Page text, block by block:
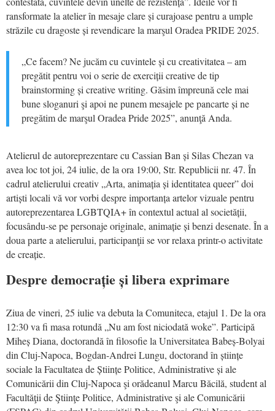
ransformate la atelier în mesaje clare și curajoase pentru a umple
străzile cu dragoste și revendicare la marşul Oradea PRIDE 2025.
„Ce facem? Ne jucăm cu cuvintele și cu creativitatea – am
pregătit pentru voi o serie de exerciții creative de tip
brainstorming și creative writing. Găsim împreună cele mai
bune sloganuri şi apoi ne punem mesajele pe pancarte și ne
pregătim de marşul Oradea Pride 2025”, anunţă Anda.
Atelierul de autoreprezentare cu Cassian Ban și Silas Chezan va
avea loc tot joi, 24 iulie, de la ora 19:00, Str. Republicii nr. 47. În
cadrul atelierului creativ „Arta, animația și identitatea queer” doi
artiști locali vă vor vorbi despre importanța artelor vizuale pentru
autoreprezentarea LGBTQIA+ în contextul actual al societății,
focusându-se pe personaje originale, animație și benzi desenate. În a
doua parte a atelierului, participanţii se vor relaxa printr-o activitate
de creație.
Despre democrație și libera exprimare
Ziua de vineri, 25 iulie va debuta la Comuniteca, etajul 1. De la ora
12:30 va fi masa rotundă „Nu am fost niciodată woke”. Participă
Miheș Diana, doctorandă în filosofie la Universitatea Babeș-Bolyai
din Cluj-Napoca, Bogdan-Andrei Lungu, doctorand în științe
sociale la Facultatea de Științe Politice, Administrative și ale
Comunicării din Cluj-Napoca şi orădeanul Marcu Băcilă, student al
Facultăţii de Ştiinţe Politice, Administrative şi ale Comunicării